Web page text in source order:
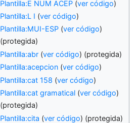
Plantilla:E NUM ACEP(ver código)
Plantilla:L I (ver código)
Plantilla:MUI-ESP(ver código)
(protegida)
Plantilla:abr(ver código) (protegida)
Plantilla:acepcion(ver código)
Plantilla:cat 158 (ver código)
Plantilla:cat gramatical(ver código)
(protegida)
Plantilla:cita (ver código) (protegida)